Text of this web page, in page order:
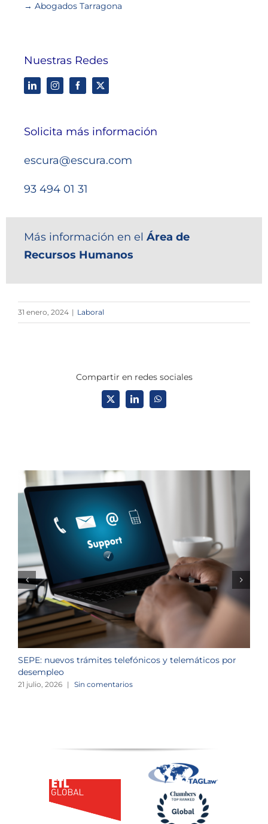
→ Abogados Tarragona
Nuestras Redes
Solicita más información
escura@escura.com
93 494 01 31
Más información en el Área de
Recursos Humanos
31 enero, 2024 | Laboral
Compartir en redes sociales
X LinkedInWhatsApp
SEPE: nuevos trámites telefónicos y telemáticos por
desempleo
21 julio, 2026 | Sin comentarios